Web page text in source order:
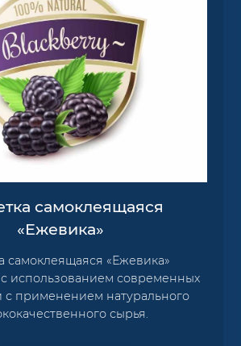
самоклеящаяся
«Ежевика»
самоклеящаяся «Ежевика»
с использованием современных
с применением натурального
сырья.